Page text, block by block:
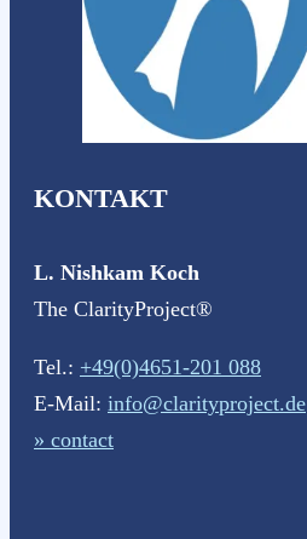
KONTAKT
L. Nishkam Koch
The ClarityProject®
Tel.: +49(0)4651-201 088
E-Mail: info@clarityproject.de
» contact